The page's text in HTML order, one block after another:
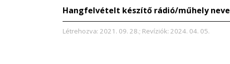
Hangfelvételt készítő rádió/műhely neve
Létrehozva: 2021. 09. 28.; Revíziók: 2024. 04. 05.